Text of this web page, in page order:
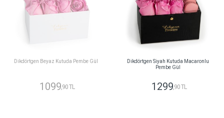
Dikdörtgen Beyaz Kutuda Pembe Gül
1099,90 TL
Dikdörtgen Siyah Kutuda Macaronlu
Pembe Gül
1299,90 TL